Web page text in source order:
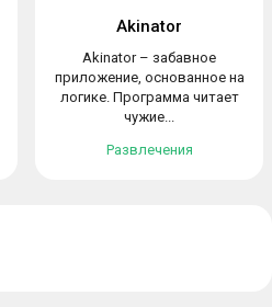
Akinator
Akinator – забавное
приложение, основанное на
логике. Программа читает
чужие...
Развлечения